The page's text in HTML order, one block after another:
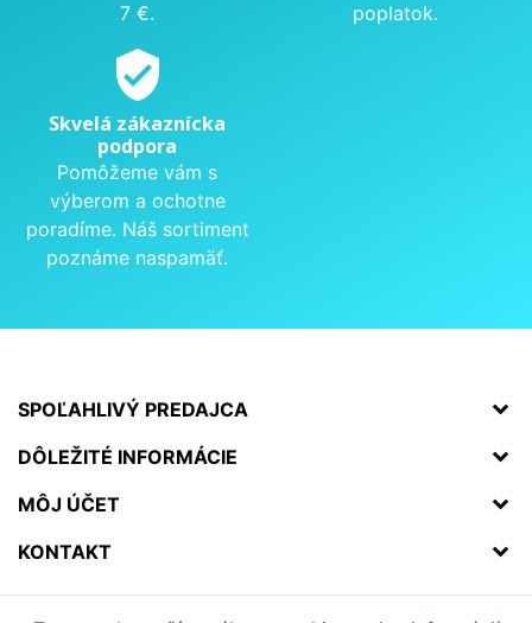
7 €.
poplatok.
verified_user
Skvelá zákaznícka
podpora
Pomôžeme vám s
výberom a ochotne
poradíme. Náš sortiment
poznáme naspamäť.
SPOĽAHLIVÝ PREDAJCA
DÔLEŽITÉ INFORMÁCIE
MÔJ ÚČET
KONTAKT